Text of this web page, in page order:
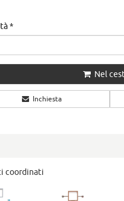
*
Nel
Inchiesta
coordinati